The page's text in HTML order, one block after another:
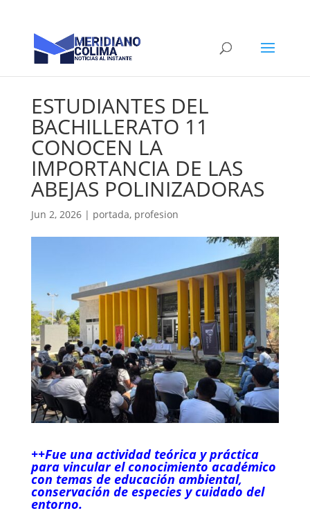
ESTUDIANTES DEL
BACHILLERATO 11
CONOCEN LA
IMPORTANCIA DE LAS
ABEJAS POLINIZADORAS
Jun 2, 2026| portada, profesion
++Fue una actividad teórica y práctica
para vincular el conocimiento académico
con temas de educación ambiental,
conservación de especies y cuidado del
entorno.